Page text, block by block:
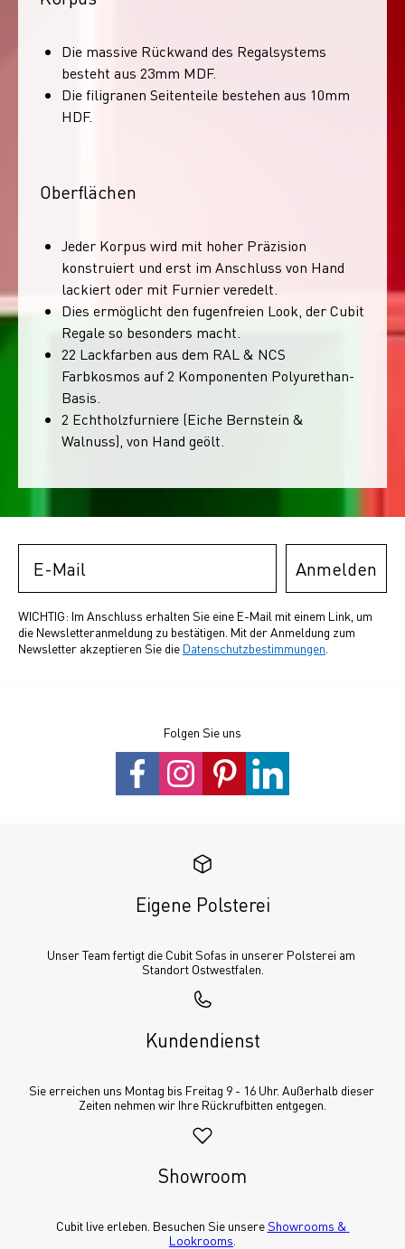
Die massive Rückwand des Regalsystems
besteht aus 23mm MDF.
Die filigranen Seitenteile bestehen aus 10mm
HDF.
Oberflächen
Jeder Korpus wird mit hoher Präzision
konstruiert und erst im Anschluss von Hand
lackiert oder mit Furnier veredelt.
Dies ermöglicht den fugenfreien Look, der Cubit
Regale so besonders macht.
22 Lackfarben aus dem RAL & NCS
Farbkosmos auf 2 Komponenten Polyurethan-
Basis.
2 Echtholzfurniere (Eiche Bernstein &
Walnuss), von Hand geölt.
Anmelden
WICHTIG: Im Anschluss erhalten Sie eine E-Mail mit einem Link, um
die Newsletteranmeldung zu bestätigen. Mit der Anmeldung zum
Newsletter akzeptieren Sie die Datenschutzbestimmungen
Folgen Sie uns
Eigene Polsterei
Unser Team fertigt die Cubit Sofas in unserer Polsterei am
Standort Ostwestfalen.
Kundendienst
Sie erreichen uns Montag bis Freitag 9 - 16 Uhr. Außerhalb dieser
Zeiten nehmen wir Ihre Rückrufbitten entgegen.
Showroom
Cubit live erleben. Besuchen Sie unsere Showrooms &
Lookrooms